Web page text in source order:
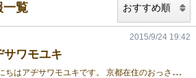
一覧
サワモユキ
こ
んにちはアヂサワモユキです。 京都在住のおっさんです。 昔からボードゲームが好きです。 イラストも描いています。 よろしくお願いいたします。
2015/9/24 19:42